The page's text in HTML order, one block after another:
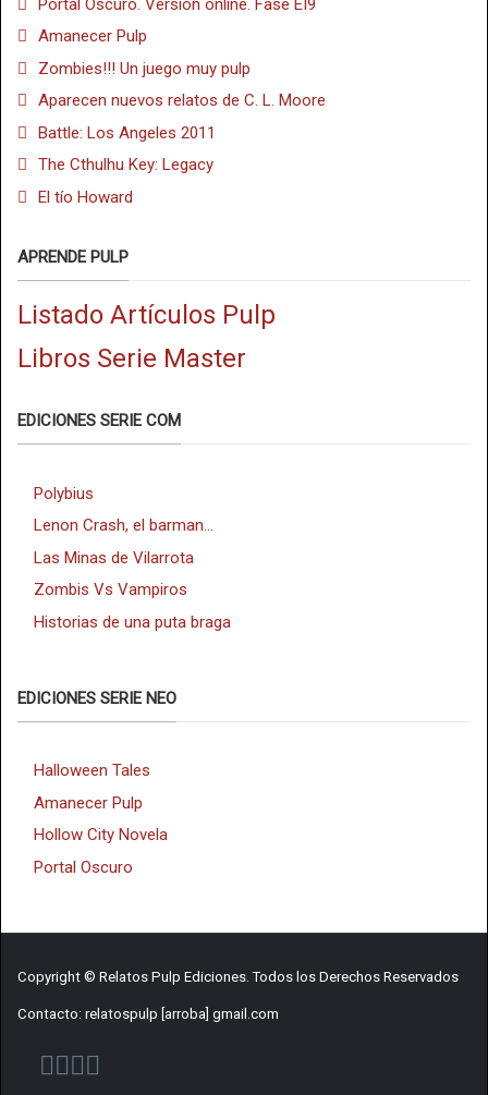
Portal Oscuro. Versión online. Fase EI9
Amanecer Pulp
Zombies!!! Un juego muy pulp
Aparecen nuevos relatos de C. L. Moore
Battle: Los Angeles 2011
The Cthulhu Key: Legacy
El tío Howard
APRENDE PULP
Listado Artículos Pulp
Libros Serie Master
EDICIONES SERIE COM
Polybius
Lenon Crash, el barman...
Las Minas de Vilarrota
Zombis Vs Vampiros
Historias de una puta braga
EDICIONES SERIE NEO
Halloween Tales
Amanecer Pulp
Hollow City Novela
Portal Oscuro
Copyright © Relatos Pulp Ediciones. Todos los Derechos Reservados
Contacto: relatospulp [arroba] gmail.com